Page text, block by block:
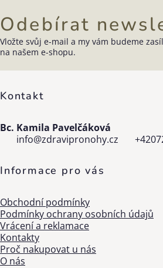
Zápatí
Kontakt
Bc. Kamila Pavelčáková
info@zdravipronohy.cz
Informace pro vás
Obchodní podmínky
Podmínky ochrany osobních údajů
Vrácení a reklamace
Kontakty
Proč nakupovat u nás
O nás
Odebírat
Vložte svůj e-mail a my vám budeme
na našem e-shopu.